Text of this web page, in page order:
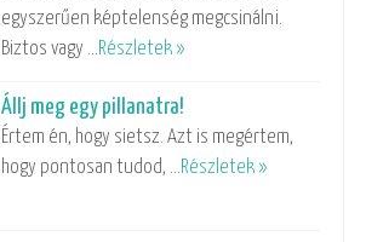
egyszerűen képtelenség megcsinálni.
Biztos vagy …Részletek »
Állj meg egy pillanatra!
Értem én, hogy sietsz. Azt is megértem,
hogy pontosan tudod, …Részletek »